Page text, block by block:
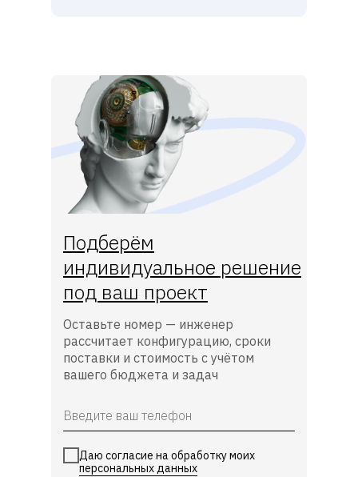
Оставьте номер — инженер
рассчитает конфигурацию, сроки
поставки и стоимость с учётом
вашего бюджета и задач
Подберём
индивидуальное решение
под ваш проект
Даю согласие на обработку моих
персональных данных